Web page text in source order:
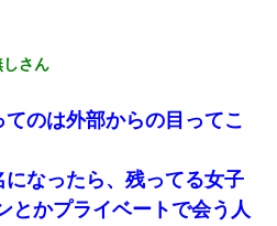
思を伝えたら。上司「無責任」
（どうせ辞めるし…）→ 思いっきり
新型のiPhoneも買えない貧乏は嫌
暮らせ」息子「やった＾＾」私
さん
のは外部からの目ってこ
になったら、残ってる女子
とかプライベートで会う人